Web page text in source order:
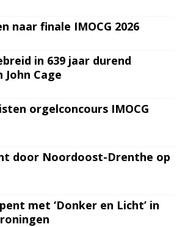
naar finale IMOCG 2026
in 639 jaar durend
Cage
orgelconcours IMOCG
door Noordoost-Drenthe op
met ‘Donker en Licht’ in